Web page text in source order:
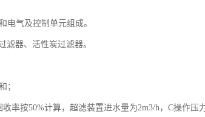
电气及控制单元组成。
滤器、活性炭过滤器。
；
率按50%计算，超滤装置进水量为2m3/h，C操作压